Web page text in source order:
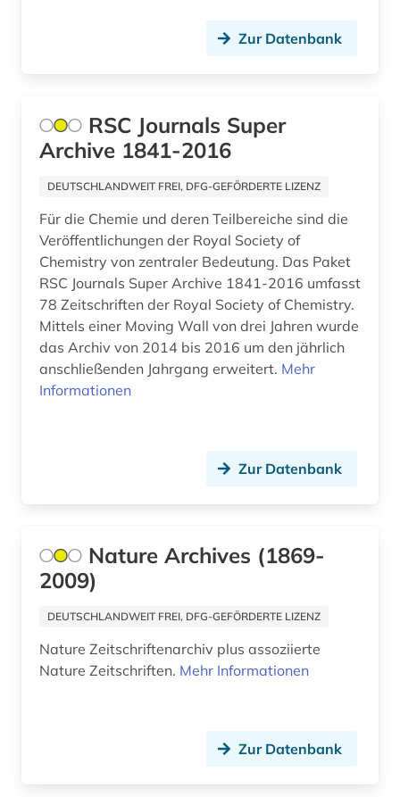
frauenbild (1)
frauenrecht (1)
freie plattform (1)
freie wohlfahrtspflege (2)
friedensforschung (1)
friedenswissenschaft (1)
fundstellenverzeichnis (1)
fusion (1)
garten (1)
gartenbaukunst (1)
gartenkultur (1)
Zur Datenbank
RSC Journals Super
Archive 1841-2016
DEUTSCHLANDWEIT FREI, DFG-GEFÖRDERTE LIZENZ
Für die Chemie und deren Teilbereiche sind die
Veröffentlichungen der Royal Society of
Chemistry von zentraler Bedeutung. Das Paket
RSC Journals Super Archive 1841-2016 umfasst
78 Zeitschriften der Royal Society of Chemistry.
Mittels einer Moving Wall von drei Jahren wurde
das Archiv von 2014 bis 2016 um den jährlich
anschließenden Jahrgang erweitert. Mehr
Informationen
Zur Datenbank
Nature Archives (1869-
2009)
DEUTSCHLANDWEIT FREI, DFG-GEFÖRDERTE LIZENZ
Nature Zeitschriftenarchiv plus assoziierte
Nature Zeitschriften. Mehr Informationen
Zur Datenbank